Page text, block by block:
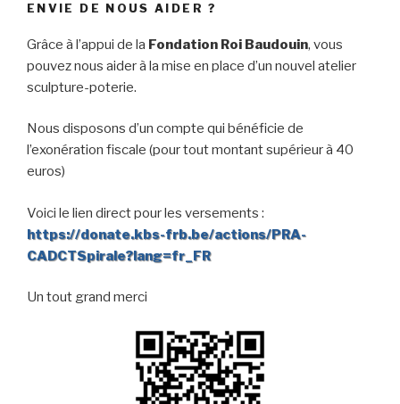
ENVIE DE NOUS AIDER ?
Grâce à l’appui de la Fondation Roi Baudouin, vous
pouvez nous aider à la mise en place d’un nouvel atelier
sculpture-poterie.
Nous disposons d’un compte qui bénéficie de
l’exonération fiscale (pour tout montant supérieur à 40
euros)
Voici le lien direct pour les versements :
https://donate.kbs-frb.be/actions/PRA-
CADCTSpirale?lang=fr_FR
Un tout grand merci